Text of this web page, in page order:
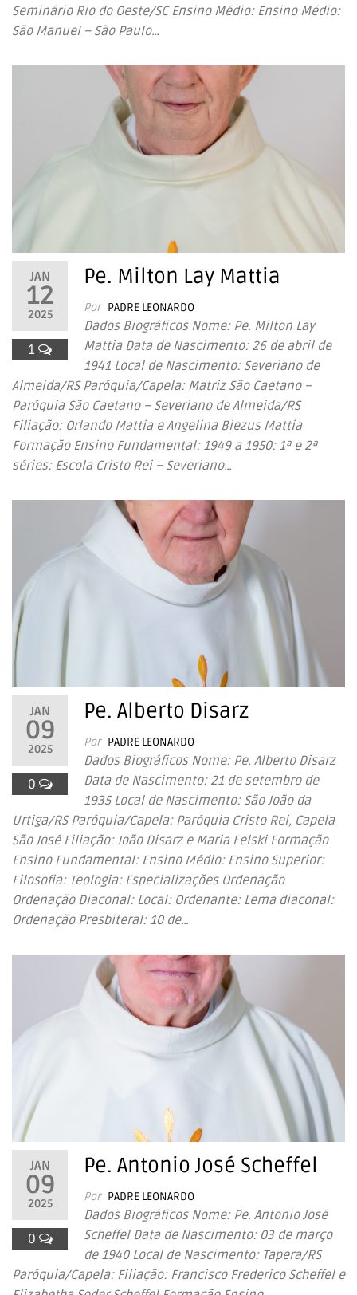
Seminário Rio do Oeste/SC Ensino Médio: Ensino Médio:
São Manuel – São Paulo…
JAN
12
2025
1
Pe. Milton Lay Mattia
Por PADRE LEONARDO
Dados Biográficos Nome: Pe. Milton Lay
Mattia Data de Nascimento: 26 de abril de
1941 Local de Nascimento: Severiano de
Almeida/RS Paróquia/Capela: Matriz São Caetano –
Paróquia São Caetano – Severiano de Almeida/RS
Filiação: Orlando Mattia e Angelina Biezus Mattia
Formação Ensino Fundamental: 1949 a 1950: 1ª e 2ª
séries: Escola Cristo Rei – Severiano…
JAN
09
2025
0
Pe. Alberto Disarz
Por PADRE LEONARDO
Dados Biográficos Nome: Pe. Alberto Disarz
Data de Nascimento: 21 de setembro de
1935 Local de Nascimento: São João da
Urtiga/RS Paróquia/Capela: Paróquia Cristo Rei, Capela
São José Filiação: João Disarz e Maria Felski Formação
Ensino Fundamental: Ensino Médio: Ensino Superior:
Filosofia: Teologia: Especializações Ordenação
Ordenação Diaconal: Local: Ordenante: Lema diaconal:
Ordenação Presbiteral: 10 de…
JAN
09
2025
0
Pe. Antonio José Scheffel
Por PADRE LEONARDO
Dados Biográficos Nome: Pe. Antonio José
Scheffel Data de Nascimento: 03 de março
de 1940 Local de Nascimento: Tapera/RS
Paróquia/Capela: Filiação: Francisco Frederico Scheffel e